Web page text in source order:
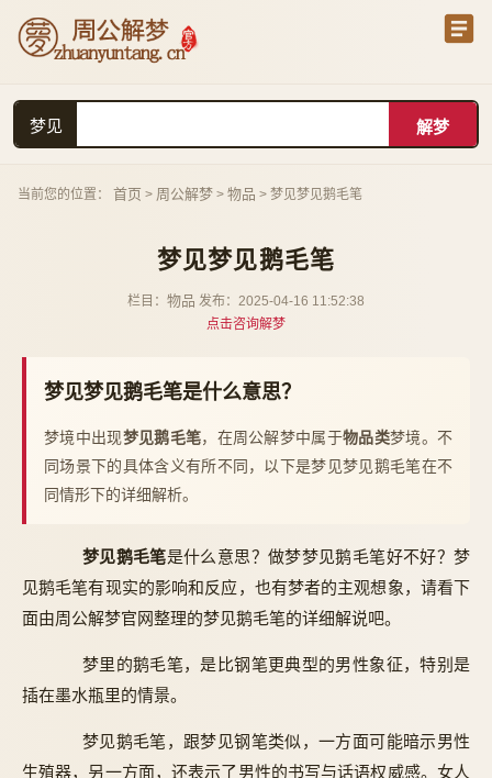
梦见
当前您的位置： 首页 > 周公解梦 > 物品 > 梦见梦见鹅毛笔
梦见梦见鹅毛笔
栏目： 物品 发布：2025-04-16 11:52:38
点击咨询解梦
梦见梦见鹅毛笔是什么意思？
梦境中出现梦见鹅毛笔，在周公解梦中属于物品类梦境。不
同场景下的具体含义有所不同，以下是梦见梦见鹅毛笔在不
同情形下的详细解析。
梦见鹅毛笔是什么意思？做梦梦见鹅毛笔好不好？梦
见鹅毛笔有现实的影响和反应，也有梦者的主观想象，请看下
面由周公解梦官网整理的梦见鹅毛笔的详细解说吧。
梦里的鹅毛笔，是比钢笔更典型的男性象征，特别是
插在墨水瓶里的情景。
梦见鹅毛笔，跟梦见钢笔类似，一方面可能暗示男性
生殖器，另一方面，还表示了男性的书写与话语权威感。女人